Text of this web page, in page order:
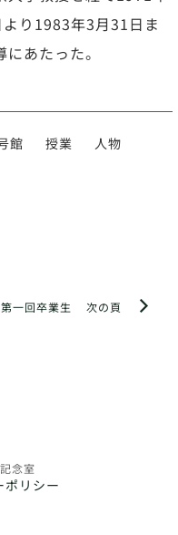
り1983年3月31日ま
あたった。
館 授業 人物
次の頁
一回卒業生
念室
ポリシー